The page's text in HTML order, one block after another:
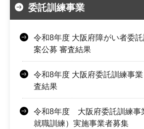
委託訓練事業
令和8年度 大阪府障がい者委
案公募 審査結果
令和8年度 大阪府委託訓練事
査結果
令和8年度 大阪府委託訓練事
就職訓練）実施事業者募集